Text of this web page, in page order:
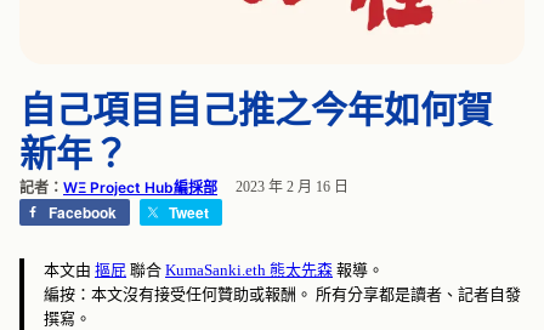
自己項目自己推之今年如何賀
新年？
記者： WΞ Project Hub編採部 2023 年 2 月 16 日
Facebook Tweet
本文由 摳屁 聯合 KumaSanki.eth 熊太先森 報導。
編按：本文沒有接受任何贊助或報酬。 所有分享都是讀者、記者自發
撰寫。